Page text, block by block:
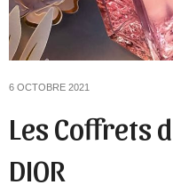
6 OCTOBRE 2021
Les Coffrets
DIOR